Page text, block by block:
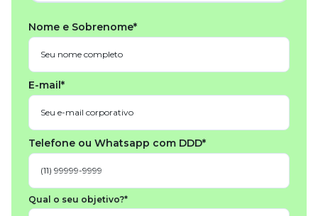
Nome e Sobrenome*
E-mail*
Telefone ou Whatsapp com DDD*
Qual o seu objetivo?*